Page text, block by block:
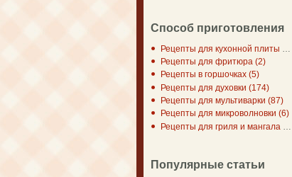
Способ приготовления
Рецепты для кухонной плиты (297)
Рецепты для фритюра (2)
Рецепты в горшочках (5)
Рецепты для духовки (174)
Рецепты для мультиварки (87)
Рецепты для микроволновки (6)
Рецепты для гриля и мангала (7)
Популярные статьи